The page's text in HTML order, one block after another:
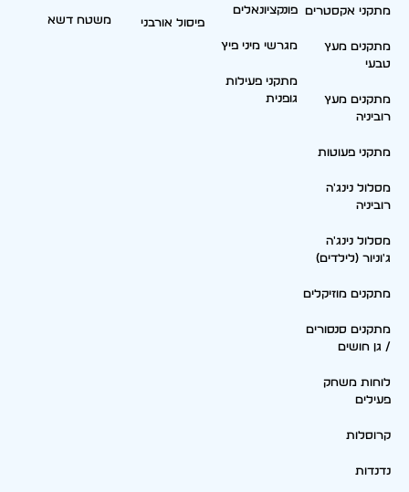
מתקני אקסטרים
מתקנים מעץ
טבעי
מתקנים מעץ
רוביניה
מתקני פעוטות
מסלול נינג'ה
רוביניה
מסלול נינג'ה
ג'וניור (לילדים)
מתקנים מוזיקלים
מתקנים סנסורים
/ גן חושים
לוחות משחק
פעילים
קרוסלות
נדנדות
פונקציונאלים
מגרשי מיני פיץ
מתקני פעילות
גופנית
פיסול אורבני משטח דשא